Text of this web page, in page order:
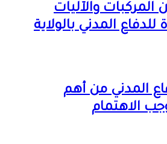
المركبات والآليات
المدني بالولاية
المدني من أهم
الاهتمام